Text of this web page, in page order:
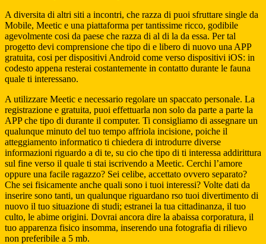
A diversita di altri siti a incontri, che razza di puoi sfruttare single da
Mobile, Meetic e una piattaforma per tantissime ricco, godibile
agevolmente cosi da paese che razza di al di la da essa. Per tal
progetto devi comprensione che tipo di e libero di nuovo una APP
gratuita, cosi per dispositivi Android come verso dispositivi iOS: in
codesto appena resterai costantemente in contatto durante le fauna
quale ti interessano.
A utilizzare Meetic e necessario regolare un spaccato personale. La
registrazione e gratuita, puoi effettuarla non solo da parte a parte la
APP che tipo di durante il computer. Ti consigliamo di assegnare un
qualunque minuto del tuo tempo affriola incisione, poiche il
atteggiamento informatico ti chiedera di introdurre diverse
informazioni riguardo a di te, su cio che tipo di ti interessa addirittura
sul fine verso il quale ti stai iscrivendo a Meetic. Cerchi l’amore
oppure una facile ragazzo? Sei celibe, accettato ovvero separato?
Che sei fisicamente anche quali sono i tuoi interessi? Volte dati da
inserire sono tanti, un qualunque riguardano rso tuoi divertimento di
nuovo il tuo situazione di studi; estranei la tua cittadinanza, il tuo
culto, le abime origini. Dovrai ancora dire la abaissa corporatura, il
tuo apparenza fisico insomma, inserendo una fotografia di rilievo
non preferibile a 5 mb.